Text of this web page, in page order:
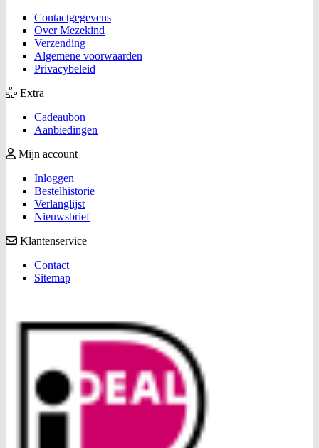
Contactgegevens
Over Mezekind
Verzending
Algemene voorwaarden
Privacybeleid
Extra
Cadeaubon
Aanbiedingen
Mijn account
Inloggen
Bestelhistorie
Verlanglijst
Nieuwsbrief
Klantenservice
Contact
Sitemap